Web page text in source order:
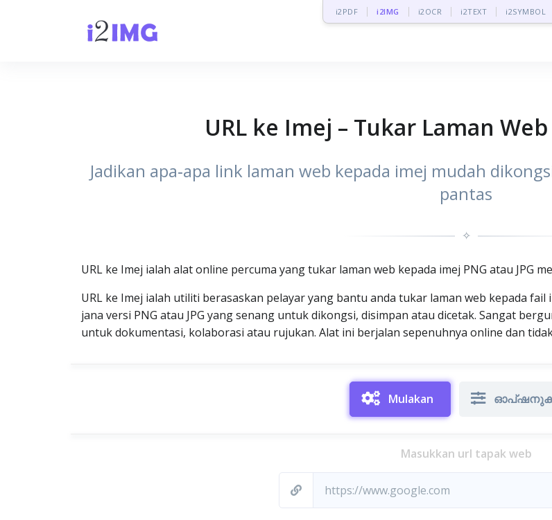
i2PDF i2IMG i2OCR i2TEXT i2SYMBOL
URL ke Imej – Tukar Laman Web
Jadikan apa‑apa link laman web kepada imej mudah
pantas
✧
URL ke Imej ialah alat online percuma yang tukar laman web kepada imej PNG atau JPG
URL ke Imej ialah utiliti berasaskan pelayar yang bantu anda tukar laman web kepada fail
jana versi PNG atau JPG yang senang untuk dikongsi, disimpan atau dicetak. Sangat
untuk dokumentasi, kolaborasi atau rujukan. Alat ini berjalan sepenuhnya online dan
Mulakan
Masukkan url tapak web